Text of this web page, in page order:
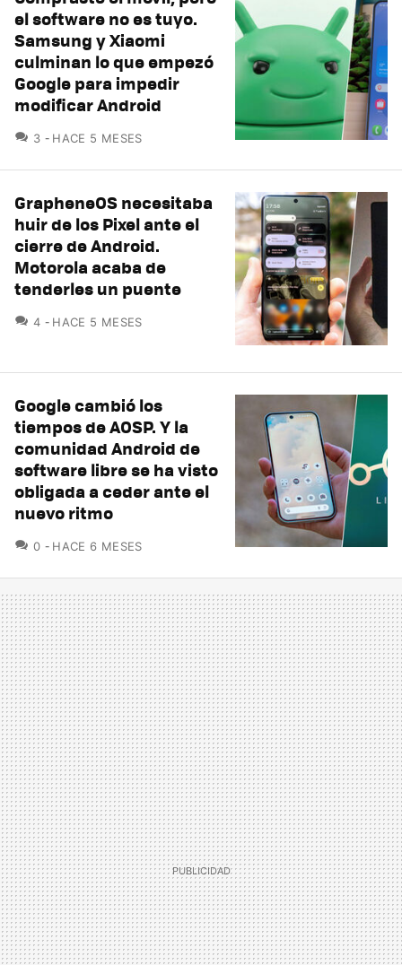
el software no es tuyo.
Samsung y Xiaomi
culminan lo que empezó
Google para impedir
modificar Android
3 COMENTARIOS
HACE 5 MESES
GrapheneOS necesitaba
huir de los Pixel ante el
cierre de Android.
Motorola acaba de
tenderles un puente
4 COMENTARIOS
HACE 5 MESES
Google cambió los
tiempos de AOSP. Y la
comunidad Android de
software libre se ha visto
obligada a ceder ante el
nuevo ritmo
0 COMENTARIOS
HACE 6 MESES